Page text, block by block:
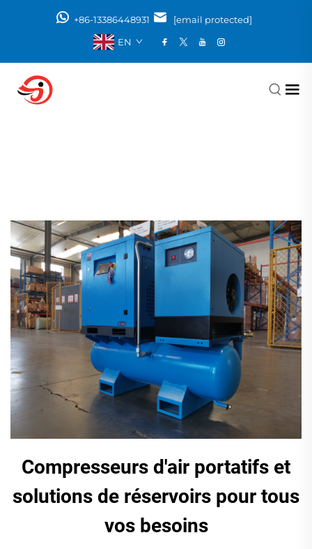
+86-13386448931
[email protected]
EN
Compresseurs d'air portatifs et
solutions de réservoirs pour tous
vos besoins